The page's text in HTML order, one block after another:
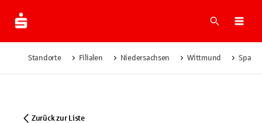
Suche
Standorte Filialen Niedersachsen Wittmund
Zurück zur Liste